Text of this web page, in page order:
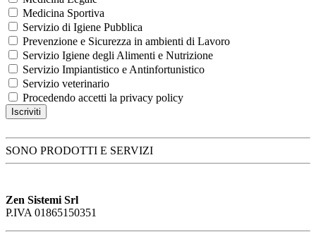
Medicina Sportiva
Servizio di Igiene Pubblica
Prevenzione e Sicurezza in ambienti di Lavoro
Servizio Igiene degli Alimenti e Nutrizione
Servizio Impiantistico e Antinfortunistico
Servizio veterinario
Procedendo accetti la privacy policy
SONO PRODOTTI E SERVIZI
Zen Sistemi Srl
P.IVA 01865150351